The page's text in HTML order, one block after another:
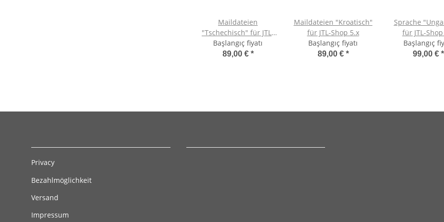
Maildateien
"Tschechisch" für JTL-
Shop 5.x
Başlangıç fiyatı
89,00 € *
Maildateien "Kroatisch"
für JTL-Shop 5.x
Başlangıç fiyatı
89,00 € *
Sprache
für JTL-
Başlangıç
99,00 € *
Privacy
Bezahlmöglichkeit
Versand
Impressum